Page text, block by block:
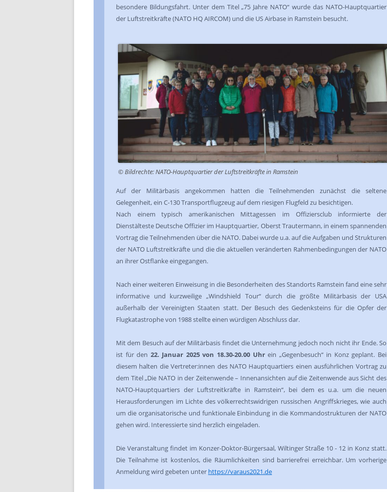
besondere Bildungsfahrt. Unter dem Titel „75 Jahre NATO“ wurde das NATO-Hauptquartier
der Luftstreitkräfte (NATO HQ AIRCOM) und die US Airbase in Ramstein besucht.
© Bildrechte: NATO-Hauptquartier der Luftstreitkräfte in Ramstein
Auf der Militärbasis angekommen hatten die Teilnehmenden zunächst die seltene
Gelegenheit, ein C-130 Transportflugzeug auf dem riesigen Flugfeld zu besichtigen.
Nach einem typisch amerikanischen Mittagessen im Offiziersclub informierte der
Dienstälteste Deutsche Offizier im Hauptquartier, Oberst Trautermann, in einem spannenden
Vortrag die Teilnehmenden über die NATO. Dabei wurde u.a. auf die Aufgaben und Strukturen
der NATO Luftstreitkräfte und die die aktuellen veränderten Rahmenbedingungen der NATO
an ihrer Ostflanke eingegangen.
Nach einer weiteren Einweisung in die Besonderheiten des Standorts Ramstein fand eine sehr
informative und kurzweilige „Windshield Tour“ durch die größte Militärbasis der USA
außerhalb der Vereinigten Staaten statt. Der Besuch des Gedenksteins für die Opfer der
Flugkatastrophe von 1988 stellte einen würdigen Abschluss dar.
Mit dem Besuch auf der Militärbasis findet die Unternehmung jedoch noch nicht ihr Ende. So
ist für den 22. Januar 2025 von 18.30-20.00 Uhrein „Gegenbesuch“ in Konz geplant. Bei
diesem halten die Vertreter:innen des NATO Hauptquartiers einen ausführlichen Vortrag zu
dem Titel „Die NATO in der Zeitenwende – Innenansichten auf die Zeitenwende aus Sicht des
NATO-Hauptquartiers der Luftstreitkräfte in Ramstein“, bei dem es u.a. um die neuen
Herausforderungen im Lichte des völkerrechtswidrigen russischen Angriffskrieges, wie auch
um die organisatorische und funktionale Einbindung in die Kommandostrukturen der NATO
gehen wird. Interessierte sind herzlich eingeladen.
Die Veranstaltung findet im Konzer-Doktor-Bürgersaal, Wiltinger Straße 10 - 12 in Konz statt.
Die Teilnahme ist kostenlos, die Räumlichkeiten sind barrierefrei erreichbar. Um vorherige
Anmeldung wird gebeten unter https://varaus2021.de